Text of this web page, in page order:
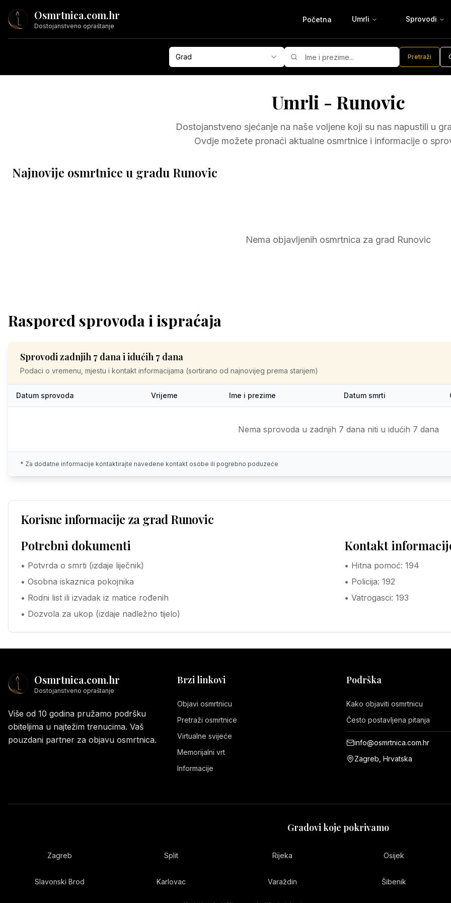
Osmrtnica.com.hr
Dostojanstveno opraštanje
Početna Umrli Sprovodi
Grad Pretraži
Umrli - Runovic
Dostojanstveno sjećanje na naše voljene koji su nas napustili u
Ovdje možete pronaći aktualne osmrtnice i informacije o
Najnovije osmrtnice u gradu Runovic
Nema objavljenih osmrtnica za grad Runovic
Raspored sprovoda i ispraćaja
Sprovodi zadnjih 7 dana i idućih 7 dana
Podaci o vremenu, mjestu i kontakt informacijama (sortirano od najnovijeg prema starijem)
Datum sprovoda Vrijeme Ime i prezime Datum smrti
Nema sprovoda u zadnjih 7 dana niti u idućih 7 dana
* Za dodatne informacije kontaktirajte navedene kontakt osobe ili pogrebno poduzeće
Korisne informacije za grad Runovic
Potrebni dokumenti
• Potvrda o smrti (izdaje liječnik)
• Osobna iskaznica pokojnika
• Rodni list ili izvadak iz matice rođenih
• Dozvola za ukop (izdaje nadležno tijelo)
Kontakt
• Hitna pomoć: 194
• Policija: 192
• Vatrogasci: 193
Osmrtnica.com.hr
Dostojanstveno opraštanje
Više od 10 godina pružamo podršku
obiteljima u najtežim trenucima. Vaš
pouzdani partner za objavu osmrtnica.
Brzi linkovi
Objavi osmrtnicu
Pretraži osmrtnice
Virtualne svijeće
Memorijalni vrt
Informacije
Podrška
Kako objaviti osmrtnicu
Često postavljena pitanja
info@osmrtnica.com.hr
Zagreb, Hrvatska
Gradovi koje pokrivamo
Zagreb Split Rijeka Osijek
Slavonski Brod Karlovac Varaždin Šibenik